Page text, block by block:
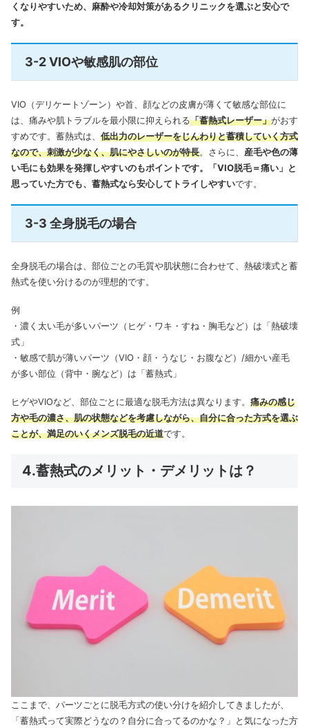
くなりやすいため、麻酔や冷却対策があるクリニックを選ぶと安心で
す。
3-2 VIOや敏感肌の部位
VIO（デリケートゾーン）や首、顔などの皮膚が薄くて敏感な部位に
は、痛みや肌トラブルを最小限に抑えられる「蓄熱式レーザー」がおす
すめです。蓄熱式は、 低出力のレーザーをじんわりと蓄積していく方式
なので、刺激が少なく、肌にやさしいのが特長。さらに、 産毛や色の薄
い毛にも効果を発揮しやすいのもポイントです。「VIO脱毛＝痛い」と
思っていた方でも、蓄熱式なら安心してトライしやすいです。
3-3 全身脱毛の場合
全身脱毛の場合は、部位ごとの毛質や肌状態に合わせて、熱破壊式と蓄
熱式を使い分けるのが理想的です。
例
・濃く太い毛が多いパーツ（ヒゲ・ワキ・すね・胸毛など）は「熱破壊
式」
・敏感で肌が薄いパーツ（VIO・顔・うなじ・お腹など）/細かい産毛
が多い部位（背中・腕など）は「蓄熱式」
ヒゲやVIOなど、部位ごとに最適な脱毛方法は異なります。 痛みの感じ
方や毛の濃さ、肌の状態などを考慮しながら、自分に合った方式を選ぶ
ことが、満足のいくメンズ脱毛の近道です。
4.蓄熱式のメリット・デメリットは？
ここまで、パーツごとに脱毛方式の使い分けを紹介してきましたが、
「蓄熱式って実際どうなの？自分に合ってるのかな？」と気になった方